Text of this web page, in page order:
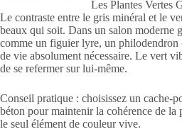
Les Plantes Vertes
Le contraste entre le gris minéral et le
beaux qui soit. Dans un salon moderne
comme un figuier lyre, un philodendron
de vie absolument nécessaire. Le vert
de se refermer sur lui-même.
Conseil pratique : choisissez un cache-
béton pour maintenir la cohérence de la
le seul élément de couleur vive.